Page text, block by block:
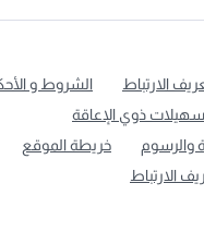
الارتباط
الشروط و
ذوي الإعاقة
والرسوم
خريطة الموقع
الارتباط